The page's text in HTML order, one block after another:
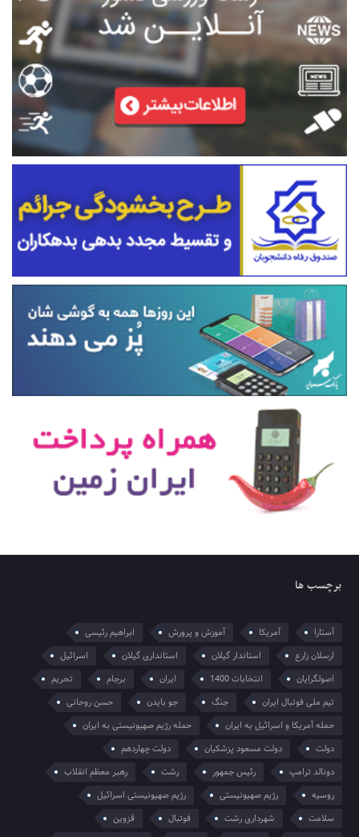
برچسب ها
آستارا آمریکا آموزش و پرورش
ابراهیم رئیسی
ارسلان زارع
استاندار گیلان استانداری گیلان
اسرائیل
اصولگرایان
انتخابات 1400 ایران برجام
تحریم
تیم ملی فوتبال ایران
جنگ جو بایدن
حسن روحانی
حمله آمریکا و اسرائیل به ایران
حمله رژیم صهیونیستی به ایران
دولت
دولت مسعود پزشکیان
دولت چهاردهم
دونالد ترامپ
رئیس جمهور رشت
رهبر معظم انقلاب
روسیه
رژیم صهیونیستی
رژیم صهیونیستی اسرائیل
سلامت
شهرداری رشت فوتبال
قزوین